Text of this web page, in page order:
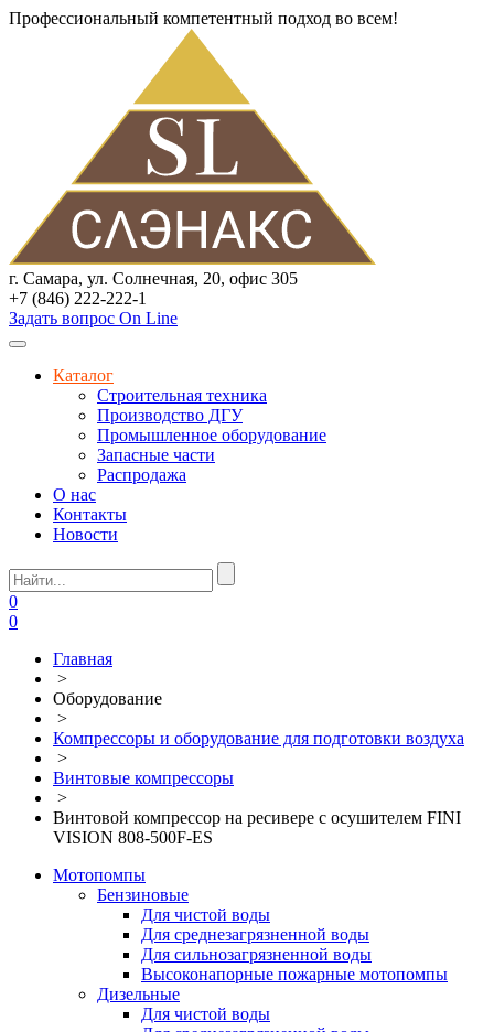
Профессиональный компетентный подход во всем!
г. Самара, ул. Солнечная, 20, офис 305
+7 (846) 222-222-1
Задать вопрос On Line
Каталог
Строительная техника
Производство ДГУ
Промышленное оборудование
Запасные части
Распродажа
О нас
Контакты
Новости
0
0
Главная
>
Оборудование
>
Компрессоры и оборудование для подготовки воздуха
>
Винтовые компрессоры
>
Винтовой компрессор на ресивере с осушителем FINI
VISION 808-500F-ES
Мотопомпы
Бензиновые
Для чистой воды
Для среднезагрязненной воды
Для сильнозагрязненной воды
Высоконапорные пожарные мотопомпы
Дизельные
Для чистой воды